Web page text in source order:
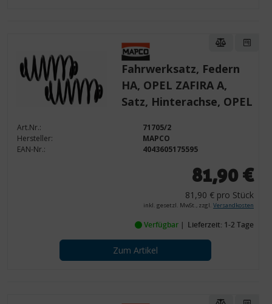
Fahrwerksatz, Federn
HA, OPEL ZAFIRA A,
Satz, Hinterachse, OPEL
Art.Nr.:
71705/2
Hersteller:
MAPCO
EAN-Nr.:
4043605175595
81,90 €
81,90 € pro Stück
inkl. gesetzl. MwSt., zzgl. Versandkosten
Verfügbar Lieferzeit: 1-2 Tage
Zum Artikel